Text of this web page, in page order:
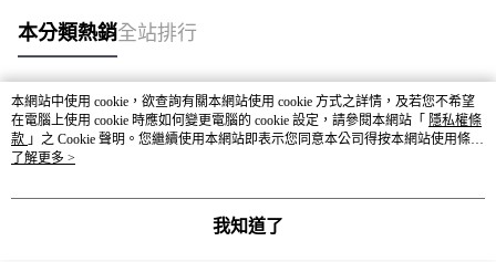
本分類熱銷全站排行
熱門標籤
本網站中使用 cookie，欲查詢有關本網站使用 cookie 方式之詳情，及若您不希望
在電腦上使用 cookie 時應如何變更電腦的 cookie 設定，請參閱本網站「 隱私權條
款 」之 Cookie 聲明。您繼續使用本網站即表示您同意本公司得按本網站使用條款
之 Cookie 聲明使用 cookie。
了解更多 >
我知道了